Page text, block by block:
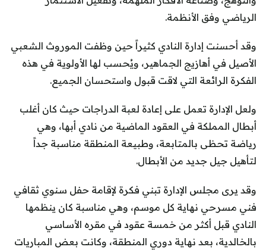
الرياضي وفق الأنظمة.
وقد أحسنت إدارة النادي كثيراً حين وظفت الموروث الشعبي
الأصيل في أهازيج الجماهير، ويُحسب لها الأولوية في هذه
الفكرة الرائعة التي لاقت قبول واستحسان الجميع.
ولعل الإدارة تعمل على إعادة لعبة الدراجات حيث كان أغلب
أبطال المملكة في العقود الماضية من نادي أبها، وهي
رياضة تحظى بالمتابعة، وطبيعة المنطقة مناسبة جداً
لتأهيل جيل جديد من الأبطال.
وقد يرى مجلس الإدارة تبني فكرة لإقامة حفل سنوي ثقافي
فني مسرحي نهاية كل موسم، وهي مناسبة كان ينظمها
النادي قبل أكثر من خمسة عقود في مقره الأساسي
بالخالدية، بعد نهاية دوري المنطقة، وكانت بعض المباريات